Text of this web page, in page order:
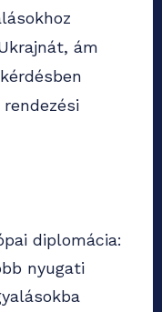
ám
diplomácia:
nyugati